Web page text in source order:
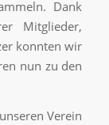
Dank
Mitglieder,
konnten wir
nun zu den
Verein